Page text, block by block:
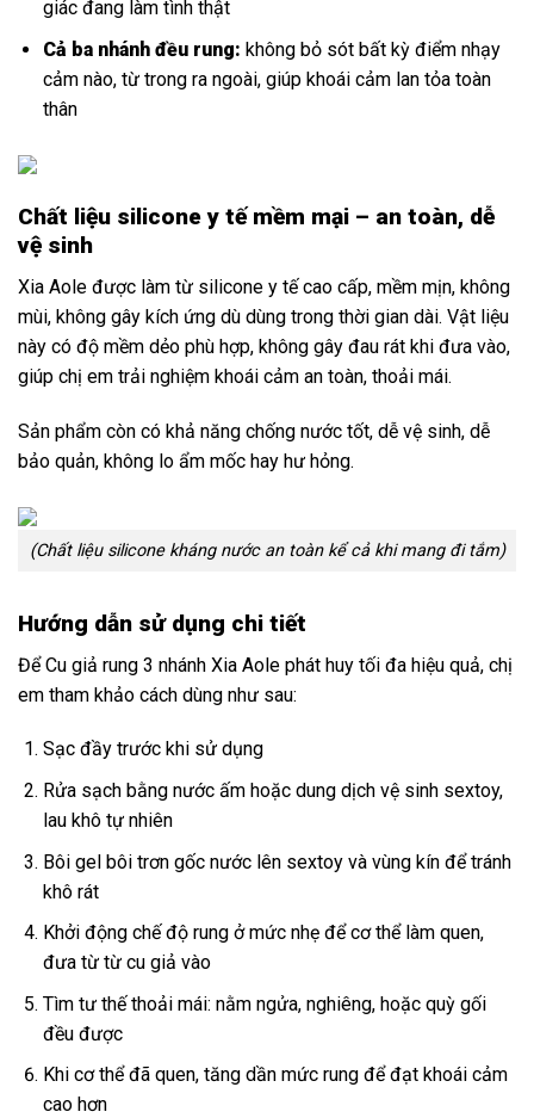
giác đang làm tình thật
Cả ba nhánh đều rung: không bỏ sót bất kỳ điểm nhạy
cảm nào, từ trong ra ngoài, giúp khoái cảm lan tỏa toàn
thân
Chất liệu silicone y tế mềm mại – an toàn, dễ
vệ sinh
Xia Aole được làm từ silicone y tế cao cấp, mềm mịn, không
mùi, không gây kích ứng dù dùng trong thời gian dài. Vật liệu
này có độ mềm dẻo phù hợp, không gây đau rát khi đưa vào,
giúp chị em trải nghiệm khoái cảm an toàn, thoải mái.
Sản phẩm còn có khả năng chống nước tốt, dễ vệ sinh, dễ
bảo quản, không lo ẩm mốc hay hư hỏng.
(Chất liệu silicone kháng nước an toàn kể cả khi mang đi tắm)
Hướng dẫn sử dụng chi tiết
Để Cu giả rung 3 nhánh Xia Aole phát huy tối đa hiệu quả, chị
em tham khảo cách dùng như sau:
Sạc đầy trước khi sử dụng
Rửa sạch bằng nước ấm hoặc dung dịch vệ sinh sextoy,
lau khô tự nhiên
Bôi gel bôi trơn gốc nước lên sextoy và vùng kín để tránh
khô rát
Khởi động chế độ rung ở mức nhẹ để cơ thể làm quen,
đưa từ từ cu giả vào
Tìm tư thế thoải mái: nằm ngửa, nghiêng, hoặc quỳ gối
đều được
Khi cơ thể đã quen, tăng dần mức rung để đạt khoái cảm
cao hơn